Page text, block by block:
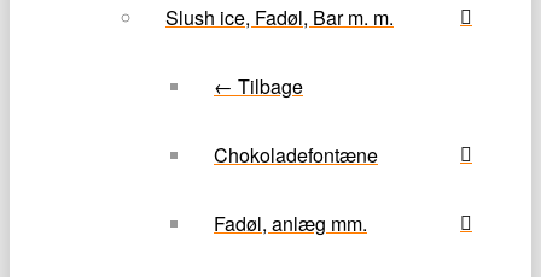
Slush ice, Fadøl, Bar m. m.
← Tilbage
Chokoladefontæne
Fadøl, anlæg mm.